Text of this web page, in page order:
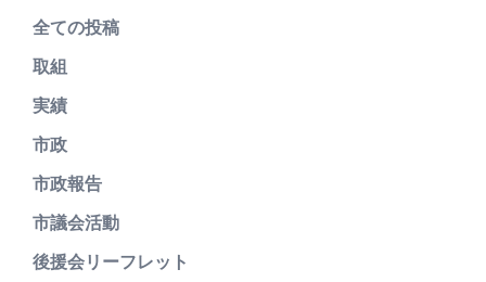
全ての投稿
取組
実績
市政
市政報告
市議会活動
後援会リーフレット